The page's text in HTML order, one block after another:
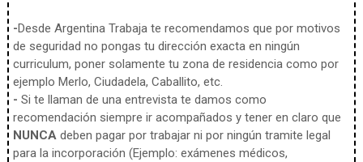
-Desde Argentina Trabaja te recomendamos que por motivos
de seguridad no pongas tu dirección exacta en ningún
curriculum, poner solamente tu zona de residencia como por
ejemplo Merlo, Ciudadela, Caballito, etc.
- Si te llaman de una entrevista te damos como
recomendación siempre ir acompañados y tener en claro que
NUNCAdeben pagar por trabajar ni por ningún tramite legal
para la incorporación (Ejemplo: exámenes médicos,